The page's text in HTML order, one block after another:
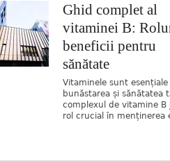
Ghid complet al
vitaminei B:
beneficii pentru
sănătate
Vitaminele sunt
bunăstarea și sănătatea
complexul de vitamine B
rol crucial în menținerea